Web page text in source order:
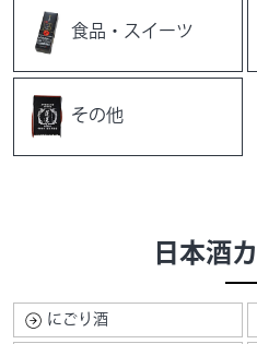
食品・スイーツ
その他
日本酒
にごり酒